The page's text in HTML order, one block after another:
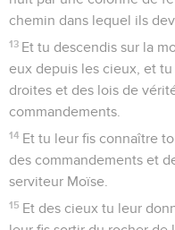
chemin dans lequel ils
13 Et tu descendis sur la
eux depuis les cieux, et
droites et des lois de
commandements.
14 Et tu leur fis connaître
des commandements et
serviteur Moïse.
15 Et des cieux tu leur